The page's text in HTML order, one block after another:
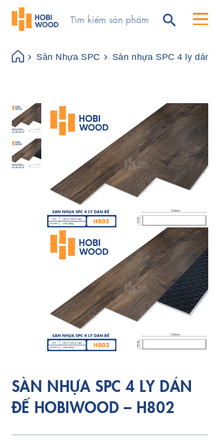
Sàn Nhựa SPC Sàn nhựa SPC 4 ly dán
SÀN NHỰA SPC 4 LY DÁN
ĐẾ HOBIWOOD – H802